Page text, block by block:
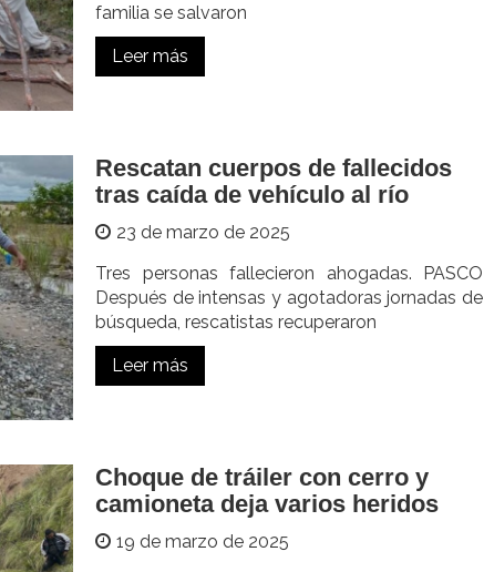
familia se salvaron
Leer más
Rescatan cuerpos de fallecidos
tras caída de vehículo al río
23 de marzo de 2025
Tres personas fallecieron ahogadas. PASCO
Después de intensas y agotadoras jornadas de
búsqueda, rescatistas recuperaron
Leer más
Choque de tráiler con cerro y
camioneta deja varios heridos
19 de marzo de 2025